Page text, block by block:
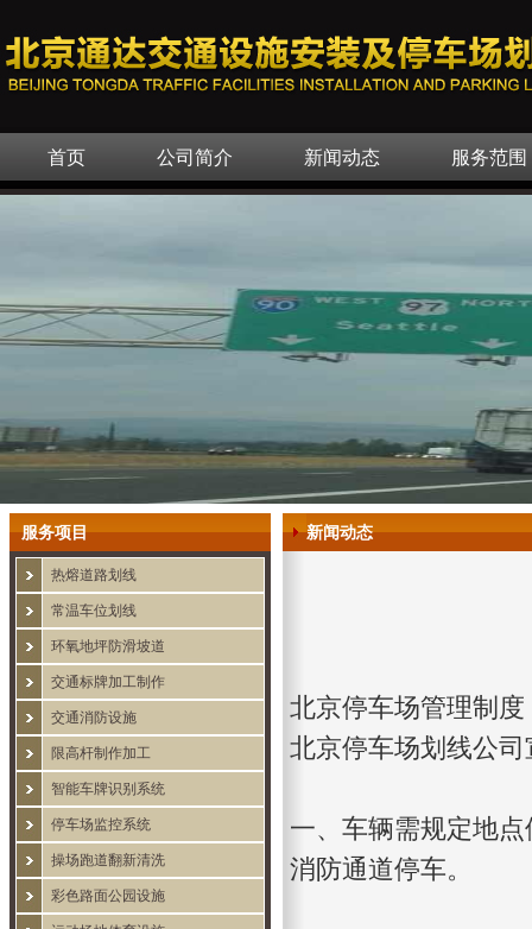
首页 公司简介 新闻动态 服务范围
服务项目
热熔道路划线
常温车位划线
环氧地坪防滑坡道
交通标牌加工制作
交通消防设施
限高杆制作加工
智能车牌识别系统
停车场监控系统
操场跑道翻新清洗
彩色路面公园设施
新闻动态
北京停车场管理制度
北京停车场划线公司
一、车辆需规定地
消防通道停车。